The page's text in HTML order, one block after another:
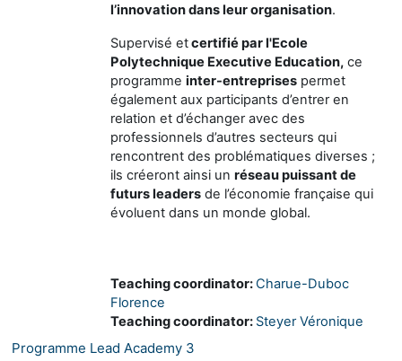
l’innovation dans leur organisation.
Supervisé etcertifié par l'Ecole
Polytechnique Executive Education, ce
programme inter-entreprises permet
également aux participants d’entrer en
relation et d’échanger avec des
professionnels d’autres secteurs qui
rencontrent des problématiques diverses ;
ils créeront ainsi un réseau puissant de
futurs leaders de l’économie française qui
évoluent dans un monde global.
Teaching coordinator:Charue-Duboc
Florence
Teaching coordinator: Steyer Véronique
Programme Lead Academy 3